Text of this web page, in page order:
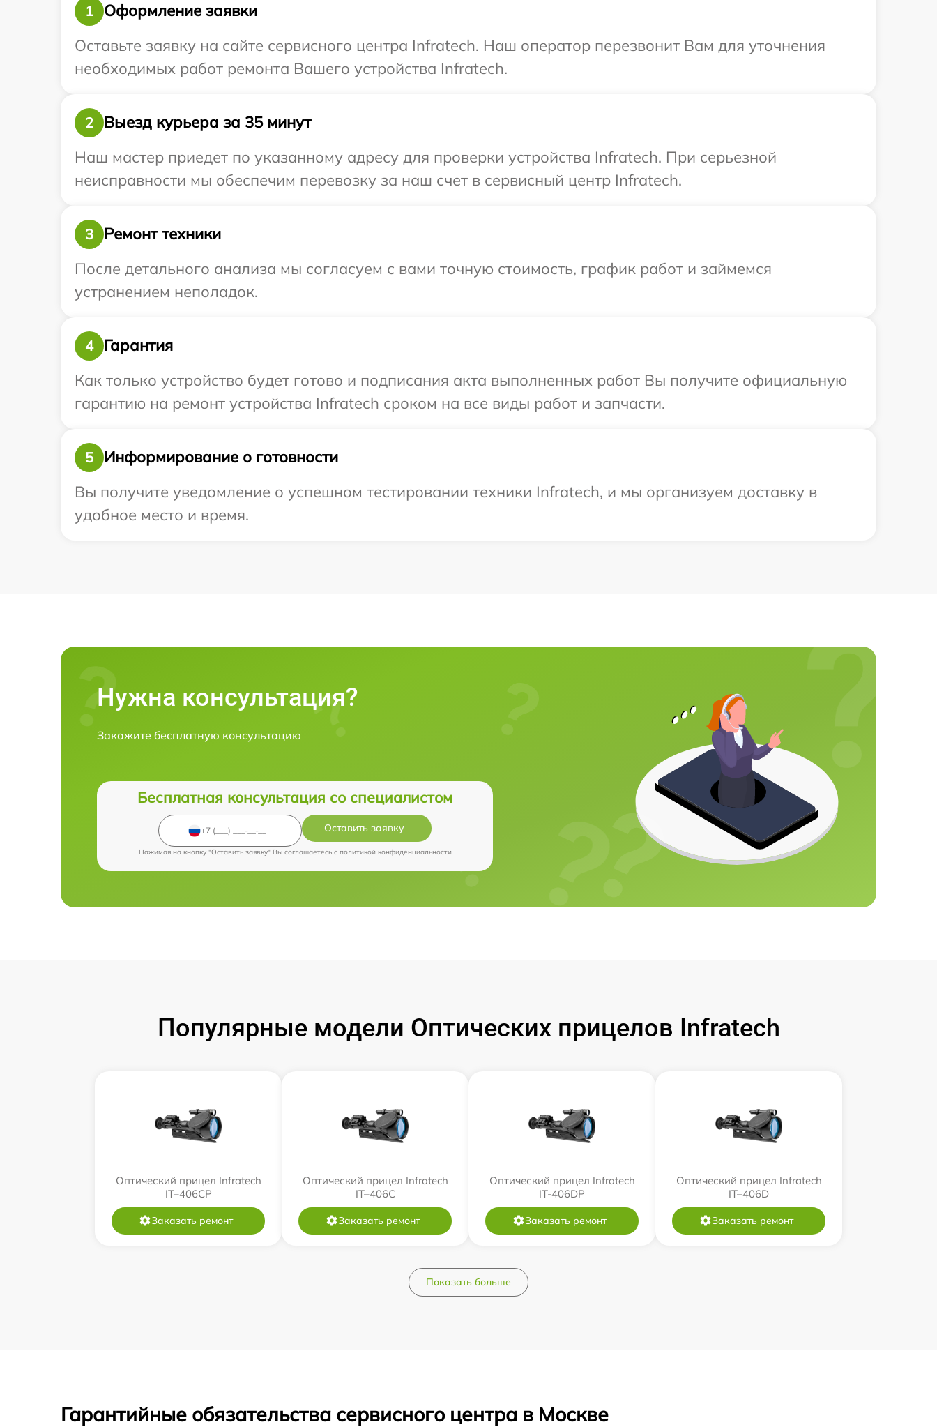
1
Оформление заявки
Оставьте заявку на сайте сервисного центра Infratech. Наш оператор перезвонит Вам для уточнения
необходимых работ ремонта Вашего устройства Infratech.
2
Выезд курьера за 35 минут
Наш мастер приедет по указанному адресу для проверки устройства Infratech. При серьезной
неисправности мы обеспечим перевозку за наш счет в сервисный центр Infratech.
3
Ремонт техники
После детального анализа мы согласуем с вами точную стоимость, график работ и займемся
устранением неполадок.
4
Гарантия
Как только устройство будет готово и подписания акта выполненных работ Вы получите официальную
гарантию на ремонт устройства Infratech сроком на все виды работ и запчасти.
5
Информирование о готовности
Вы получите уведомление о успешном тестировании техники Infratech, и мы организуем доставку в
удобное место и время.
Нужна консультация?
Закажите бесплатную консультацию
Бесплатная консультация со специалистом
Оставить заявку
Нажимая на кнопку "Оставить заявку" Вы соглашаетесь c политикой конфиденциальности
Популярные модели Оптических прицелов Infratech
Оптический прицел Infratech
IT–406СP
Заказать ремонт
Оптический прицел Infratech
IT–406С
Заказать ремонт
Оптический прицел Infratech
IT-406DP
Заказать ремонт
Оптический прицел Infratech
IT–406D
Заказать ремонт
Показать больше
Гарантийные обязательства сервисного центра в Москве